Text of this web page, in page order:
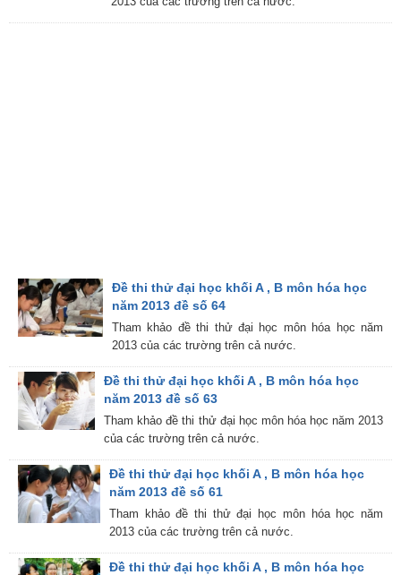
Đề thi thử đại học khối A , B môn hóa học
năm 2013 đề số 64
Tham khảo đề thi thử đại học môn hóa học năm
2013 của các trường trên cả nước.
Đề thi thử đại học khối A , B môn hóa học
năm 2013 đề số 63
Tham khảo đề thi thử đại học môn hóa học năm 2013
của các trường trên cả nước.
Đề thi thử đại học khối A , B môn hóa học
năm 2013 đề số 61
Tham khảo đề thi thử đại học môn hóa học năm
2013 của các trường trên cả nước.
Đề thi thử đại học khối A , B môn hóa học